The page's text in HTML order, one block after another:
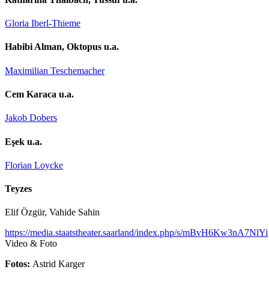
Gloria Iberl-Thieme
Habibi Alman, Oktopus u.a.
Maximilian Teschemacher
Cem Karaca u.a.
Jakob Dobers
Eşek u.a.
Florian Loycke
Teyzes
Elif Özgür, Vahide Sahin
https://media.staatstheater.saarland/index.php/s/mBvH6Kw3nA7NlYi
Video & Foto
Fotos: Astrid Karger